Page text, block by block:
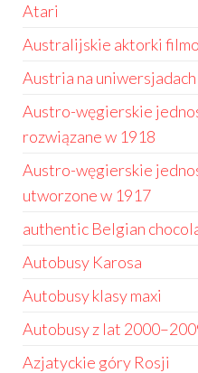
Atari
Australijskie aktorki
Austria na uniwersjadach
Austro-węgierskie
rozwiązane w 1918
Austro-węgierskie
utworzone w 1917
authentic Belgian
Autobusy Karosa
Autobusy klasy maxi
Autobusy z lat
Azjatyckie góry Rosji